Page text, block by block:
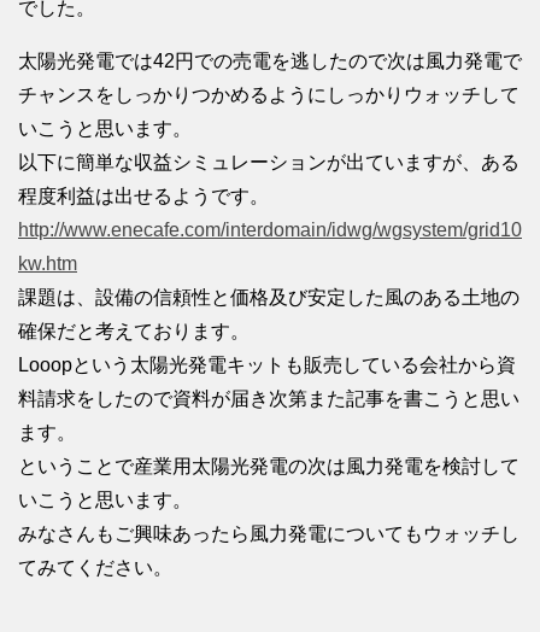
でした。
太陽光発電では42円での売電を逃したので次は風力発電で
チャンスをしっかりつかめるようにしっかりウォッチして
いこうと思います。
以下に簡単な収益シミュレーションが出ていますが、ある
程度利益は出せるようです。
http://www.enecafe.com/interdomain/idwg/wgsystem/grid10
kw.htm
課題は、設備の信頼性と価格及び安定した風のある土地の
確保だと考えております。
Looopという太陽光発電キットも販売している会社から資
料請求をしたので資料が届き次第また記事を書こうと思い
ます。
ということで産業用太陽光発電の次は風力発電を検討して
いこうと思います。
みなさんもご興味あったら風力発電についてもウォッチし
てみてください。